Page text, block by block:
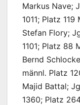
Markus Nave;
1011; Platz 119
Stefan Flory;
1101; Platz 88
Bernd
männl. Platz
Majid Battal;
1360; Platz